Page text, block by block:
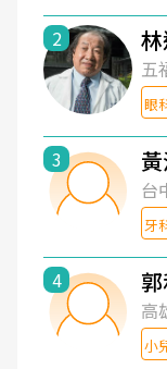
2
五
眼
3
台
牙
4
高
小